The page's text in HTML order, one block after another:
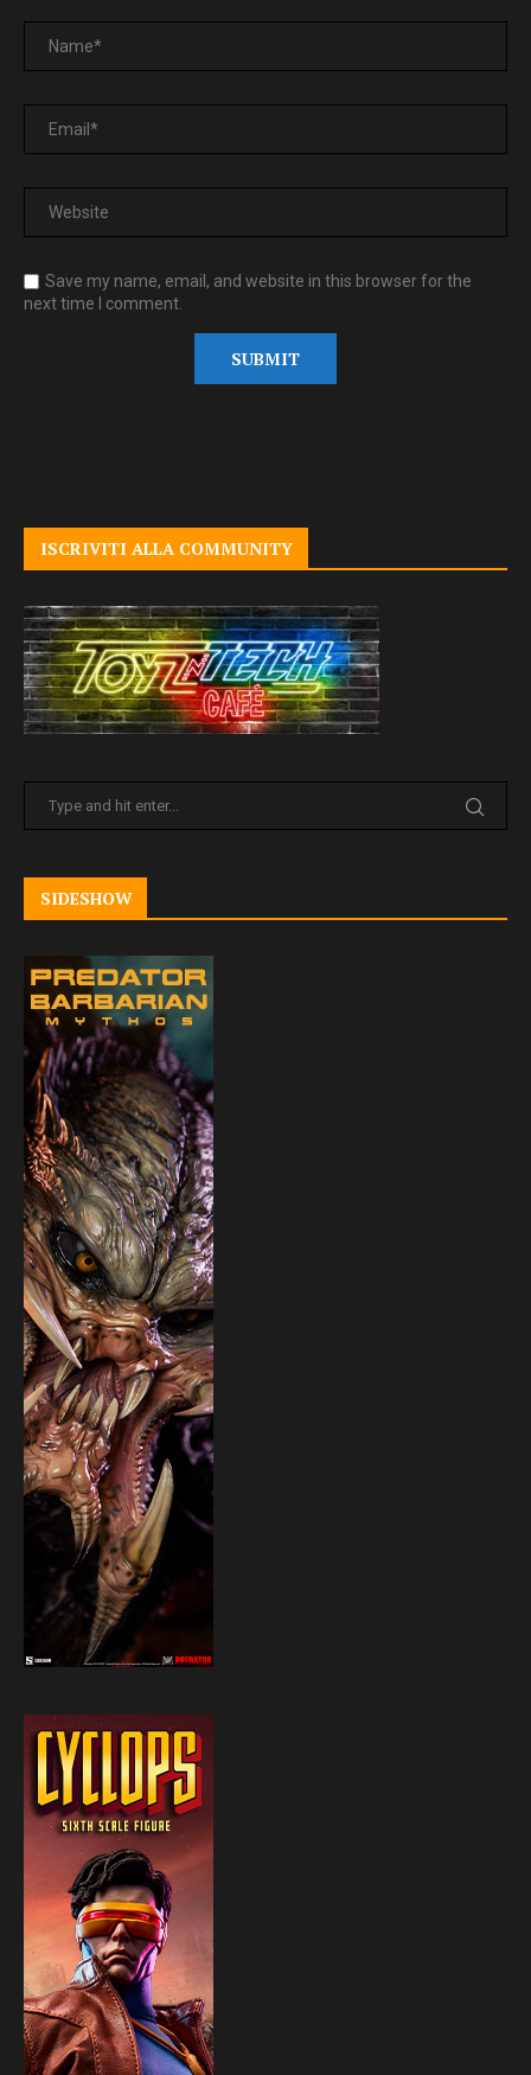
Save my name, email, and website in this browser for the
next time I comment.
ISCRIVITI ALLA COMMUNITY
SIDESHOW